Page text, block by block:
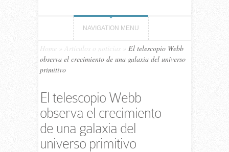
NAVIGATION MENU
Home Artículos o noticias
El telescopio Webb
observa el crecimiento de una galaxia del universo
primitivo
El telescopio Webb
observa el crecimiento
de una galaxia del
universo primitivo